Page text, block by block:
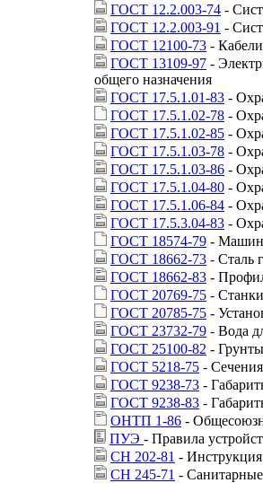
ГОСТ 12.2.003-74 -
ГОСТ 12.2.003-91 -
ГОСТ 12100-73 -
ГОСТ 13109-97 -
общего назначения
ГОСТ 17.5.1.01-83 -
ГОСТ 17.5.1.02-78 -
ГОСТ 17.5.1.02-85 -
ГОСТ 17.5.1.03-78 -
ГОСТ 17.5.1.03-86 -
ГОСТ 17.5.1.04-80 -
ГОСТ 17.5.1.06-84 -
ГОСТ 17.5.3.04-83 -
ГОСТ 18574-79 -
ГОСТ 18662-73 - Сталь
ГОСТ 18662-83 -
ГОСТ 20769-75 -
ГОСТ 20785-75 -
ГОСТ 23732-79 - Вода
ГОСТ 25100-82 -
ГОСТ 5218-75 -
ГОСТ 9238-73 -
ГОСТ 9238-83 -
ОНТП 1-86 -
ПУЭ - Правила
СН 202-81 - Инструкция
СН 245-71 -